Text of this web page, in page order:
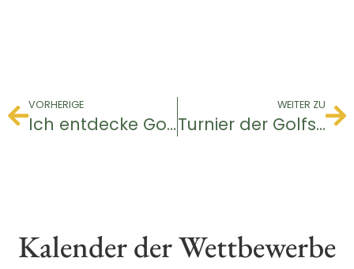
VORHERIGE
Ich entdecke Golf – Jugendliche
WEITER ZU
Turnier der Golfschule
Kalender der Wettbewerbe